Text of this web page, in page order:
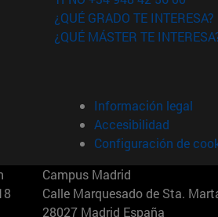
ventana)
en nueva ventana)
en nueva ventana)
¿QUÉ GRADO TE INTERESA?
¿QUÉ MÁSTER TE
Información legal
Accesibilidad
Configuración de
Campus Madrid
Calle Marquesado de Sta.
28027 Madrid España